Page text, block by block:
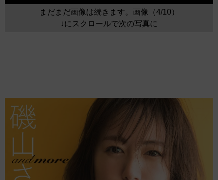
まだまだ画像は続きます。画像（4/10）
↓にスクロールで次の写真に